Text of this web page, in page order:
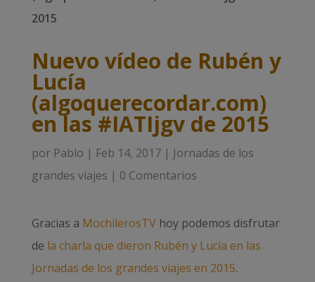
2015
Nuevo vídeo de Rubén y
Lucía
(algoquerecordar.com)
en las #IATIjgv de 2015
por Pablo | Feb 14, 2017| Jornadas de los
grandes viajes | 0 Comentarios
Gracias a MochilerosTVhoy podemos disfrutar
de la charla que dieron Rubén y Lucía en las
Jornadas de los grandes viajes en 2015.